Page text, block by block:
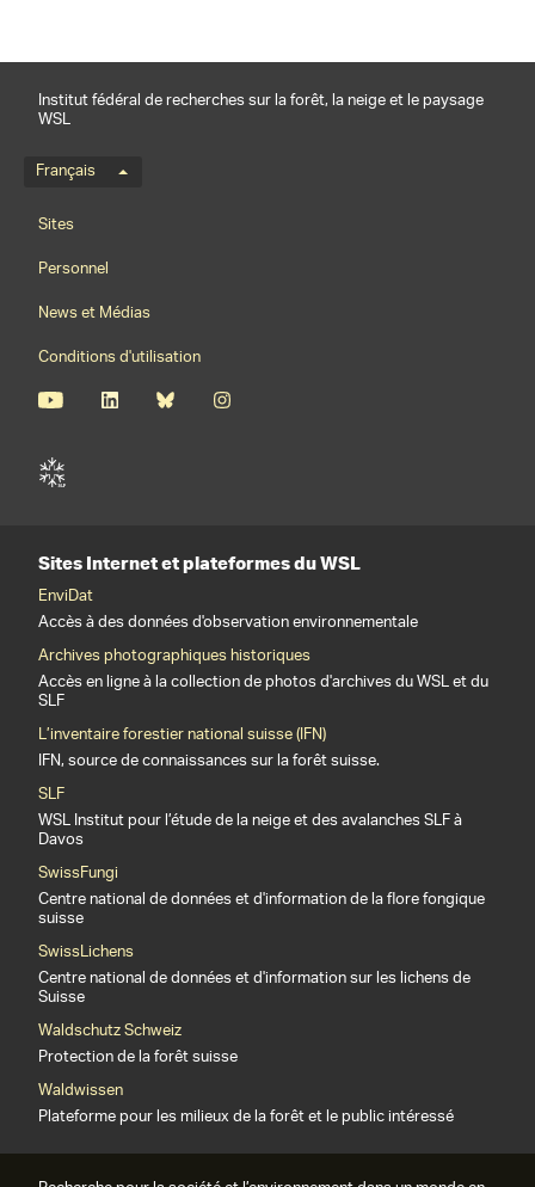
Institut fédéral de recherches sur la forêt, la neige et le paysage
WSL
Menu de langue
Français
Footernavigation
Sites
Personnel
News et Médias
Conditions d'utilisation
Sites Internet et plateformes du WSL
EnviDat
Accès à des données d'observation environnementale
Archives photographiques historiques
Accès en ligne à la collection de photos d'archives du WSL et du
SLF
L’inventaire forestier national suisse (IFN)
IFN, source de connaissances sur la forêt suisse.
SLF
WSL Institut pour l’étude de la neige et des avalanches SLF à
Davos
SwissFungi
Centre national de données et d'information de la flore fongique
suisse
SwissLichens
Centre national de données et d'information sur les lichens de
Suisse
Waldschutz Schweiz
Protection de la forêt suisse
Waldwissen
Plateforme pour les milieux de la forêt et le public intéressé